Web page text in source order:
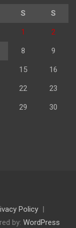
S S
1 2
8 9
15 16
22 23
29 30
Policy
by: WordPress